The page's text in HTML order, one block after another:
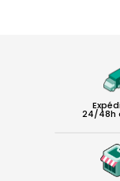
24/48h